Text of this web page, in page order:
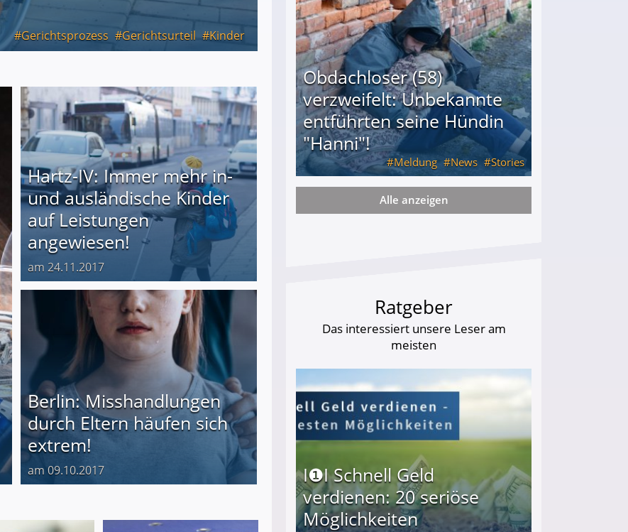
Gerichtsprozess
Gerichtsurteil Kinder
Hartz-IV: Immer mehr in-
und ausländische Kinder
auf Leistungen
angewiesen!
am 24.11.2017
Berlin: Misshandlungen
durch Eltern häufen sich
extrem!
am 09.10.2017
Obdachloser (58)
verzweifelt: Unbekannte
entführten seine Hündin
"Hanni"!
Meldung News Stories
Obdachloser (58) verzweifelt: Unbekannte entführten seine Hündin "Hanni"!
Alle anzeigen
Ratgeber
Das interessiert unsere Leser am
meisten
I❶I Schnell Geld
verdienen: 20 seriöse
Möglichkeiten